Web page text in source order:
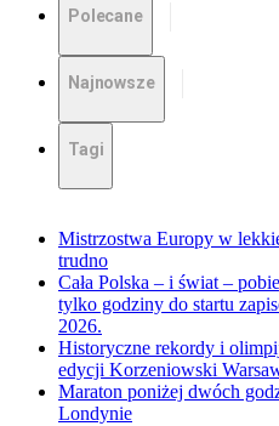
Polecane
Najnowsze
Tagi
Mistrzostwa Europy w
trudno
Cała Polska – i świat –
tylko godziny do startu
2026.
Historyczne rekordy i
edycji Korzeniowski
Maraton poniżej dwóch
Londynie